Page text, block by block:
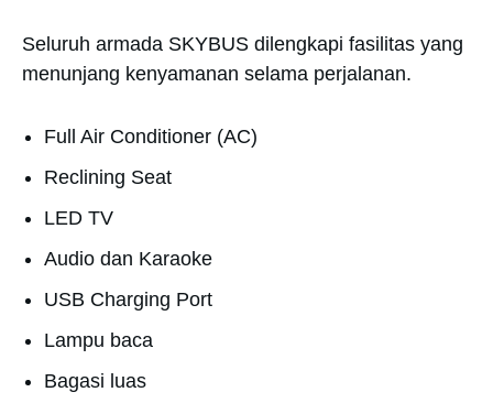
Seluruh armada SKYBUS dilengkapi fasilitas yang
menunjang kenyamanan selama perjalanan.
Full Air Conditioner (AC)
Reclining Seat
LED TV
Audio dan Karaoke
USB Charging Port
Lampu baca
Bagasi luas